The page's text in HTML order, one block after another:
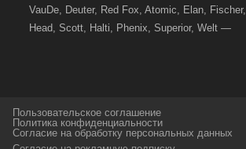
VauDe, Deuter, Red Fox, Atomic, Elan, Fischer,
Head, Scott, Halti, Phenix, Superior, Welt —
и взыскательных путешественников,
спортсменов и отдыхающих.
Пользовательское соглашение
Политика конфиденциальности
Согласие на обработку персональных данных